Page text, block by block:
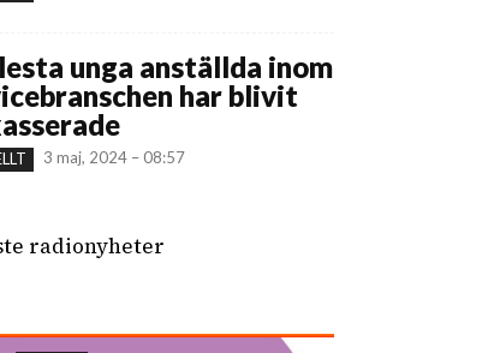
unga anställda inom
har blivit
3 maj, 2024 – 08:57
radionyheter